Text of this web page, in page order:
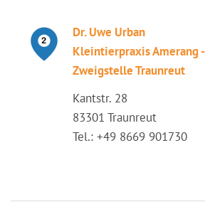
Dr. Uwe Urban
Kleintierpraxis Amerang -
Zweigstelle Traunreut
Kantstr. 28
83301 Traunreut
Tel.: +49 8669 901730